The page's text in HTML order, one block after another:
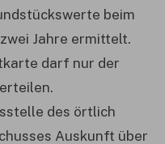
beim
Jahre ermittelt.
darf nur der
des örtlich
Auskunft über